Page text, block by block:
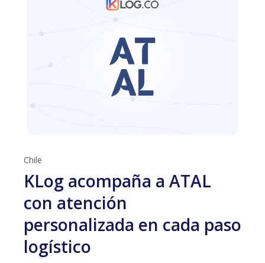
Chile
KLog acompaña a ATAL
con atención
personalizada en cada paso
logístico